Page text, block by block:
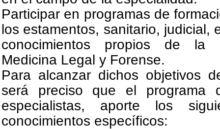
Participar en programas de
los estamentos, sanitario, judicial,
conocimientos propios de la
Medicina Legal y Forense.
Para alcanzar dichos objetivos
será preciso que el programa
especialistas, aporte los
conocimientos específicos: